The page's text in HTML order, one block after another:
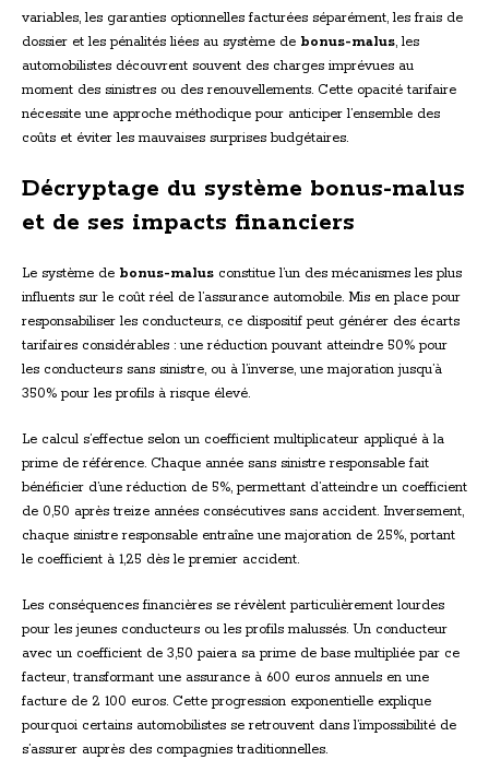
variables, les garanties optionnelles facturées séparément, les frais de
dossier et les pénalités liées au système de bonus-malus, les
automobilistes découvrent souvent des charges imprévues au
moment des sinistres ou des renouvellements. Cette opacité tarifaire
nécessite une approche méthodique pour anticiper l’ensemble des
coûts et éviter les mauvaises surprises budgétaires.
Décryptage du système bonus-malus
et de ses impacts financiers
Le système de bonus-malus constitue l’un des mécanismes les plus
influents sur le coût réel de l’assurance automobile. Mis en place pour
responsabiliser les conducteurs, ce dispositif peut générer des écarts
tarifaires considérables : une réduction pouvant atteindre 50% pour
les conducteurs sans sinistre, ou à l’inverse, une majoration jusqu’à
350% pour les profils à risque élevé.
Le calcul s’effectue selon un coefficient multiplicateur appliqué à la
prime de référence. Chaque année sans sinistre responsable fait
bénéficier d’une réduction de 5%, permettant d’atteindre un coefficient
de 0,50 après treize années consécutives sans accident. Inversement,
chaque sinistre responsable entraîne une majoration de 25%, portant
le coefficient à 1,25 dès le premier accident.
Les conséquences financières se révèlent particulièrement lourdes
pour les jeunes conducteurs ou les profils malussés. Un conducteur
avec un coefficient de 3,50 paiera sa prime de base multipliée par ce
facteur, transformant une assurance à 600 euros annuels en une
facture de 2 100 euros. Cette progression exponentielle explique
pourquoi certains automobilistes se retrouvent dans l’impossibilité de
s’assurer auprès des compagnies traditionnelles.